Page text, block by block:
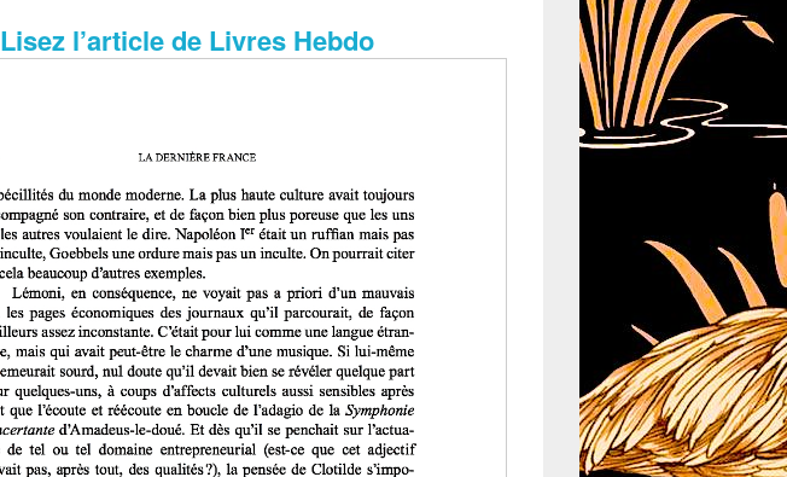
Lisez l’article de Livres Hebdo